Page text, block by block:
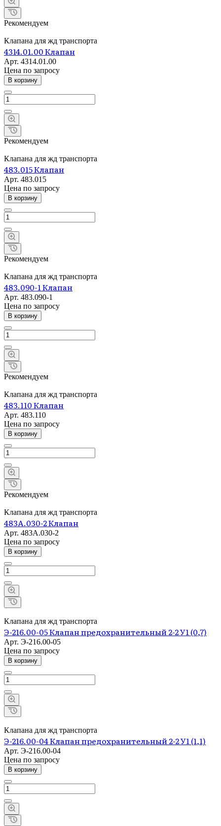
Рекомендуем
Клапана для жд транспорта
4314.01.00 Клапан
Арт. 4314.01.00
Цена по запросу
В корзину
Рекомендуем
Клапана для жд транспорта
483.015 Клапан
Арт. 483.015
Цена по запросу
В корзину
Рекомендуем
Клапана для жд транспорта
483.090-1 Клапан
Арт. 483.090-1
Цена по запросу
В корзину
Рекомендуем
Клапана для жд транспорта
483.110 Клапан
Арт. 483.110
Цена по запросу
В корзину
Рекомендуем
Клапана для жд транспорта
483А.030-2 Клапан
Арт. 483А.030-2
Цена по запросу
В корзину
Клапана для жд транспорта
Э-216.00-05 Клапан предохранительный 2-2 У1 (0,7)
Арт. Э-216.00-05
Цена по запросу
В корзину
Клапана для жд транспорта
Э-216.00-04 Клапан предохранительный 2-2 У1 (1,1)
Арт. Э-216.00-04
Цена по запросу
В корзину